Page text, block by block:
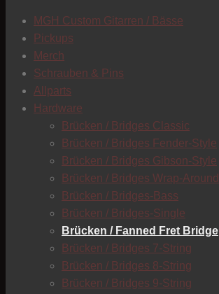
MGH Custom Gitarren / Bässe
Pickups
Merch
Schrauben & Pins
Allparts
Hardware
Brücken / Bridges Classic
Brücken / Bridges Fender-Style
Brücken / Bridges Gibson-Style
Brücken / Bridges Wrap-Around
Brücken / Bridges-Bass
Brücken / Bridges-Single
Brücken / Fanned Fret Bridge
Brücken / Bridges 7-String
Brücken / Bridges 8-String
Brücken / Bridges 9-String